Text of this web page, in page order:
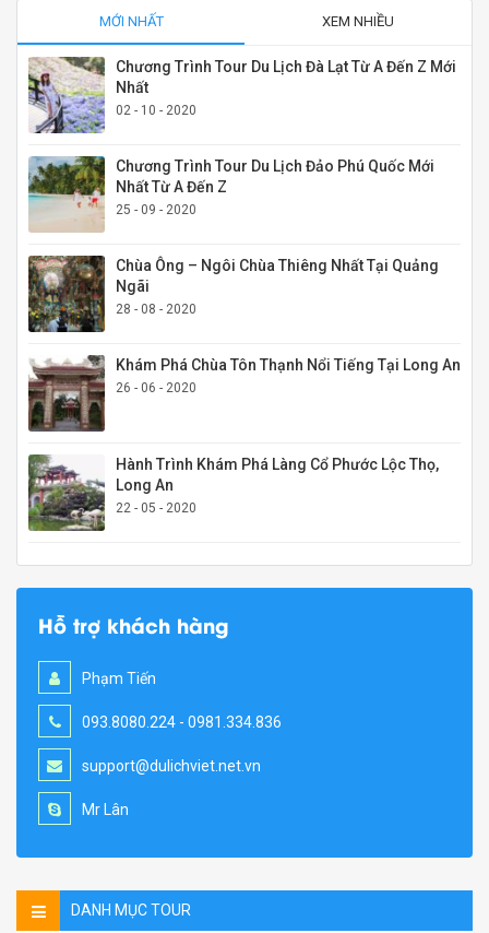
MỚI NHẤT XEM NHIỀU
Chương Trình Tour Du Lịch Đà Lạt Từ A Đến Z Mới
Nhất
02 - 10 - 2020
Chương Trình Tour Du Lịch Đảo Phú Quốc Mới
Nhất Từ A Đến Z
25 - 09 - 2020
Chùa Ông – Ngôi Chùa Thiêng Nhất Tại Quảng
Ngãi
28 - 08 - 2020
Khám Phá Chùa Tôn Thạnh Nổi Tiếng Tại Long An
26 - 06 - 2020
Hành Trình Khám Phá Làng Cổ Phước Lộc Thọ,
Long An
22 - 05 - 2020
Hỗ trợ khách hàng
Phạm Tiến
093.8080.224 - 0981.334.836
support@dulichviet.net.vn
Mr Lân
DANH MỤC TOUR